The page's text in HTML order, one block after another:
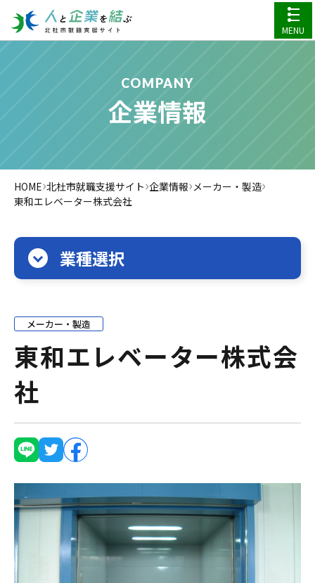
MENU
COMPANY
企業情報
HOME›北杜市就職支援サイト›企業情報›メーカー・製造›
東和エレベーター株式会社
業種選択
メーカー・製造
東和エレベーター株式会
社